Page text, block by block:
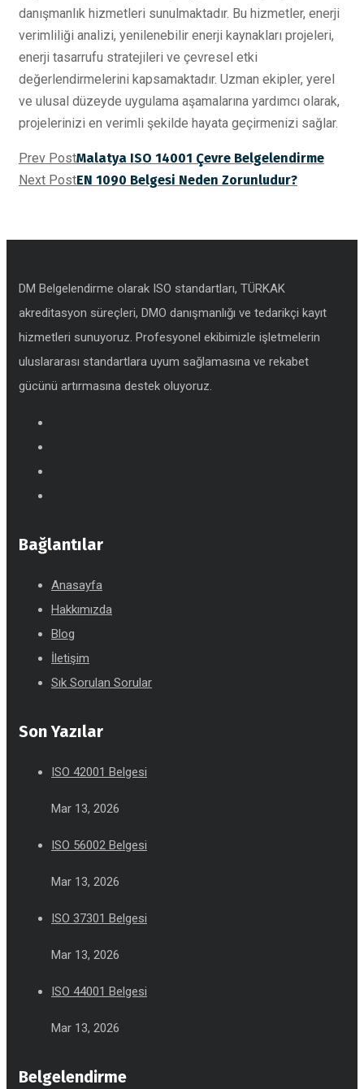
danışmanlık hizmetleri sunulmaktadır. Bu hizmetler, enerji
verimliliği analizi, yenilenebilir enerji kaynakları projeleri,
enerji tasarrufu stratejileri ve çevresel etki
değerlendirmelerini kapsamaktadır. Uzman ekipler, yerel
ve ulusal düzeyde uygulama aşamalarına yardımcı olarak,
projelerinizi en verimli şekilde hayata geçirmenizi sağlar.
Prev PostMalatya ISO 14001 Çevre Belgelendirme
Next PostEN 1090 Belgesi Neden Zorunludur?
DM Belgelendirme olarak ISO standartları, TÜRKAK
akreditasyon süreçleri, DMO danışmanlığı ve tedarikçi kayıt
hizmetleri sunuyoruz. Profesyonel ekibimizle işletmelerin
uluslararası standartlara uyum sağlamasına ve rekabet
gücünü artırmasına destek oluyoruz.
Bağlantılar
Anasayfa
Hakkımızda
Blog
İletişim
Sık Sorulan Sorular
Son Yazılar
ISO 42001 Belgesi
Mar 13, 2026
ISO 56002 Belgesi
Mar 13, 2026
ISO 37301 Belgesi
Mar 13, 2026
ISO 44001 Belgesi
Mar 13, 2026
Belgelendirme